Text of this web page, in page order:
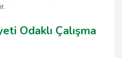
Odaklı Çalışma